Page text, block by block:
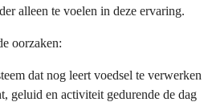
alleen te voelen in deze ervaring.
oorzaken:
dat nog leert voedsel te verwerken
geluid en activiteit gedurende de dag